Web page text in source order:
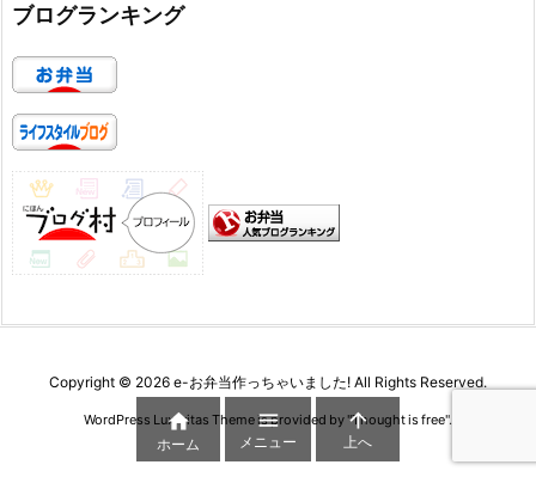
ブログランキング
Copyright © 2026 e-お弁当作っちゃいました! All Rights Reserved.
WordPress Luxeritas Theme is provided by "Thought is free".

ホーム

メニュー

上へ